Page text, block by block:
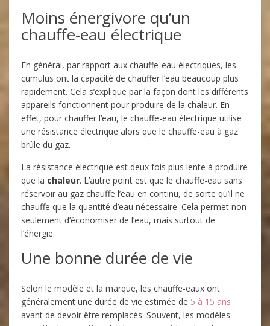
Moins énergivore qu’un
chauffe-eau électrique
En général, par rapport aux chauffe-eau électriques, les
cumulus ont la capacité de chauffer l’eau beaucoup plus
rapidement. Cela s’explique par la façon dont les différents
appareils fonctionnent pour produire de la chaleur. En
effet, pour chauffer l’eau, le chauffe-eau électrique utilise
une résistance électrique alors que le chauffe-eau à gaz
brûle du gaz.
La résistance électrique est deux fois plus lente à produire
que la chaleur. L’autre point est que le chauffe-eau sans
réservoir au gaz chauffe l’eau en continu, de sorte qu’il ne
chauffe que la quantité d’eau nécessaire. Cela permet non
seulement d’économiser de l’eau, mais surtout de
l’énergie.
Une bonne durée de vie
Selon le modèle et la marque, les chauffe-eaux ont
généralement une durée de vie estimée de 5 à 15 ans
avant de devoir être remplacés. Souvent, les modèles